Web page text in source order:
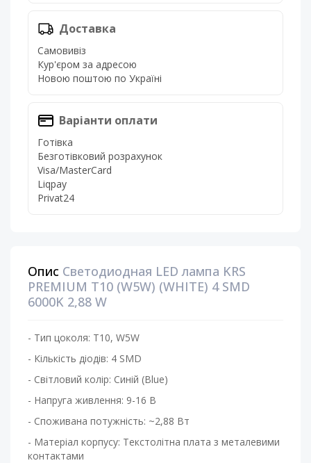
Доставка
Самовивіз
Кур'єром за адресою
Новою поштою по Україні
Варіанти оплати
Готівка
Безготівковий розрахунок
Visa/MasterCard
Liqpay
Privat24
Опис Светодиодная LED лампа KRS
PREMIUM T10 (W5W) (WHITE) 4 SMD
6000K 2,88 W
- Тип цоколя: T10, W5W
- Кількість діодів: 4 SMD
- Світловий колір: Синій (Blue)
- Напруга живлення: 9-16 В
- Споживана потужність: ~2,88 Вт
- Матеріал корпусу: Текстолітна плата з металевими
контактами